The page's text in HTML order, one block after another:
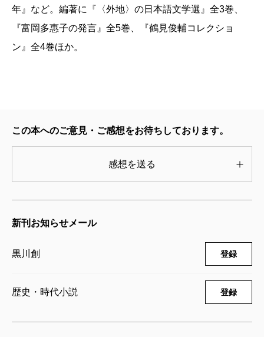
（笑）。かつて『国境』などの批評的な本で、黒川さ
んが丁寧にスケッチをしてきた人物が一堂に会してい
る。大石誠之助や初の日露辞典を編纂した漂流民ゴン
二年後の一七〇五年、ここに世界で初めて日本語の教
育施設ができた。当時のロシアはそのようにして日本
とのコミュニケーションを探っていたんですね。今度
の小説にも出てきますが、ぼくが初めて知ったのもや
はり黒川さんの『国境』ででした。
日本文学のなかでは、二葉亭四迷から、『罪と罰』
生、そういう人たちがサンクトペテルブルクについて
いて、この場所自体が文学的なトポスであるというこ
年』など。編著に『〈外地〉の日本語文学選』全3巻、
『富岡多惠子の発言』全5巻、『鶴見俊輔コレクショ
ン』全4巻ほか。
この本へのご意見・ご感想をお待ちしております。
感想を送る
新刊お知らせメール
黒川創 登録
歴史・時代小説 登録